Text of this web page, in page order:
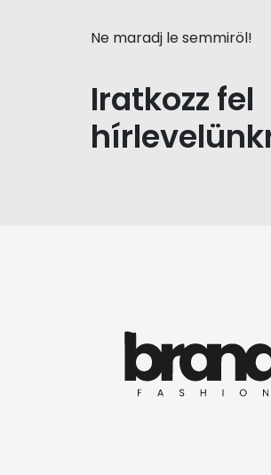
Ne maradj le semmiröl!
Iratkozz fel